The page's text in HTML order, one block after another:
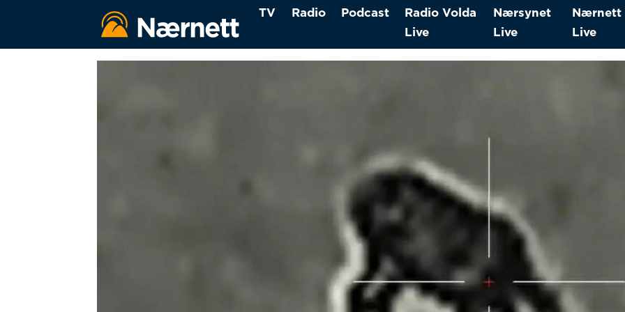
TV Radio Podcast
Radio Volda
Live
Nærsynet
Live
Nærnett
Live